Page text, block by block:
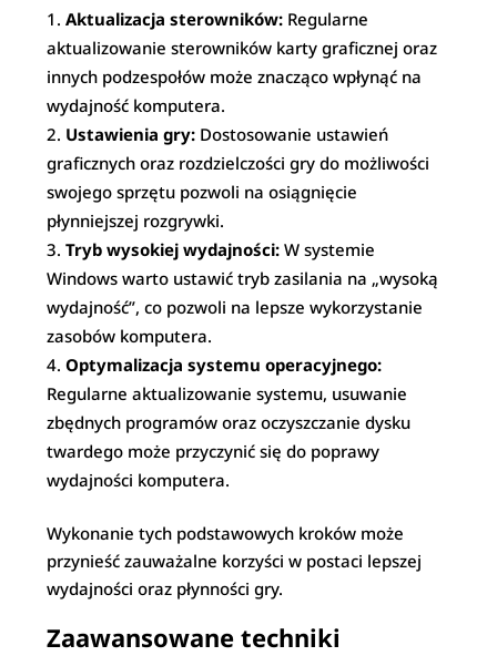
Aktualizacja sterowników: Regularne
aktualizowanie sterowników karty graficznej oraz
innych podzespołów może znacząco wpłynąć na
wydajność komputera.
Ustawienia gry: Dostosowanie ustawień
graficznych oraz rozdzielczości gry do możliwości
swojego sprzętu pozwoli na osiągnięcie
płynniejszej rozgrywki.
Tryb wysokiej wydajności: W systemie
Windows warto ustawić tryb zasilania na „wysoką
wydajność”, co pozwoli na lepsze wykorzystanie
zasobów komputera.
Optymalizacja systemu operacyjnego:
Regularne aktualizowanie systemu, usuwanie
zbędnych programów oraz oczyszczanie dysku
twardego może przyczynić się do poprawy
wydajności komputera.
Wykonanie tych podstawowych kroków może
przynieść zauważalne korzyści w postaci lepszej
wydajności oraz płynności gry.
Zaawansowane techniki